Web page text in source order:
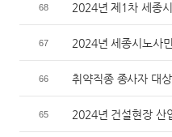
68 2024년 제1차 세종
67 2024년 세종시노사
66 취약직종 종사자 대
65 2024년 건설현장 산